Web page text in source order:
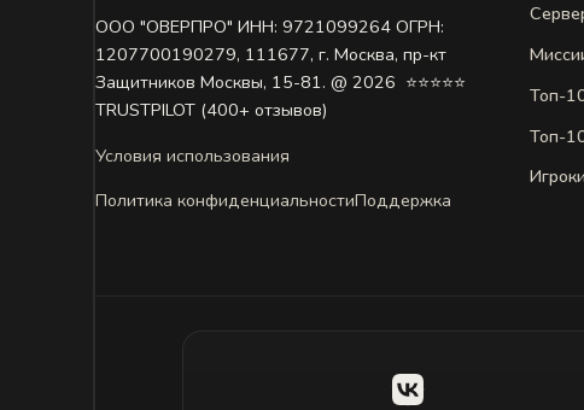
ООО "ОВЕРПРО" ИНН: 9721099264 ОГРН:
1207700190279, 111677, г. Москва, пр-кт
Защитников Москвы, 15-81. @ 2026 ㅤ ⭐⭐⭐⭐⭐
TRUSTPILOT (400+ отзывов)
Условия использования
Политика конфиденциальностиПоддержка
Топ-
Топ-
Игроки